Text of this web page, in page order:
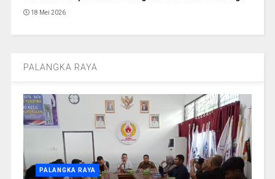
18 Mei 2026
PALANGKA RAYA
PALANGKA RAYA